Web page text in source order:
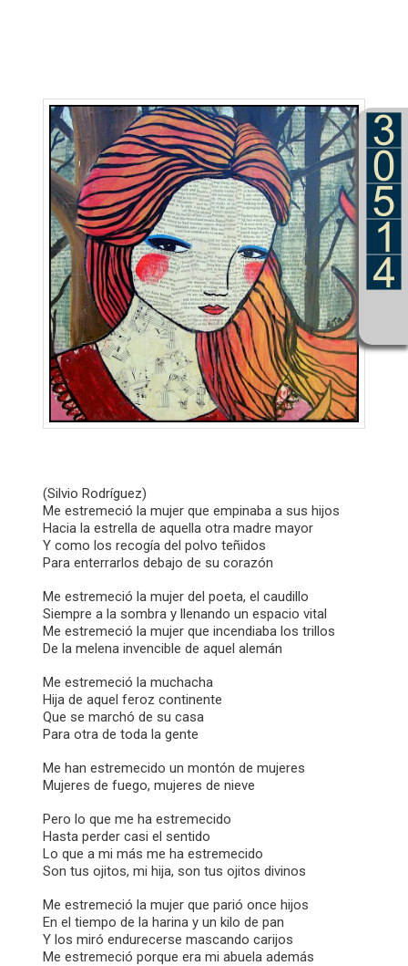
(Silvio Rodríguez)
Me estremeció la mujer que empinaba a sus hijos
Hacia la estrella de aquella otra madre mayor
Y como los recogía del polvo teñidos
Para enterrarlos debajo de su corazón
Me estremeció la mujer del poeta, el caudillo
Siempre a la sombra y llenando un espacio vital
Me estremeció la mujer que incendiaba los trillos
De la melena invencible de aquel alemán
Me estremeció la muchacha
Hija de aquel feroz continente
Que se marchó de su casa
Para otra de toda la gente
Me han estremecido un montón de mujeres
Mujeres de fuego, mujeres de nieve
Pero lo que me ha estremecido
Hasta perder casi el sentido
Lo que a mi más me ha estremecido
Son tus ojitos, mi hija, son tus ojitos divinos
Me estremeció la mujer que parió once hijos
En el tiempo de la harina y un kilo de pan
Y los miró endurecerse mascando carijos
Me estremeció porque era mi abuela además